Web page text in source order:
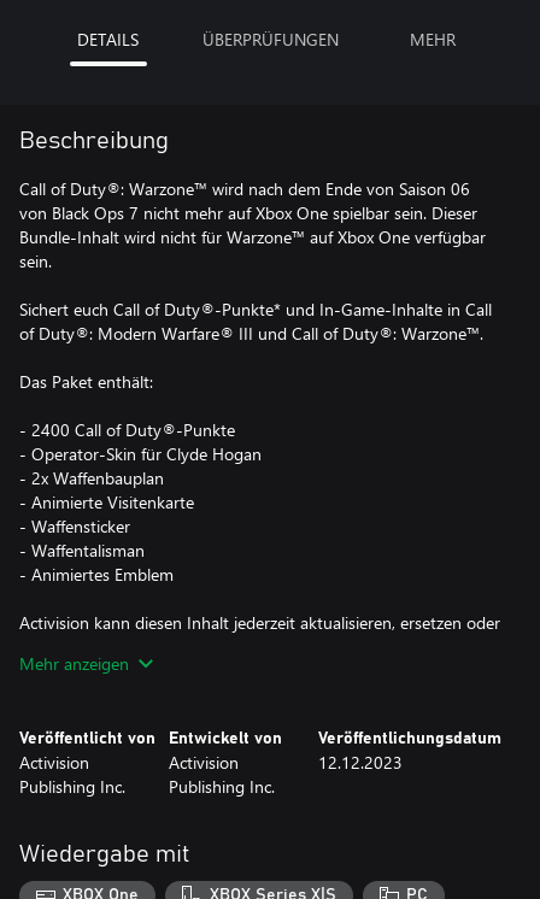
DETAILS ÜBERPRÜFUNGEN MEHR
Beschreibung
Call of Duty®: Warzone™ wird nach dem Ende von Saison 06
von Black Ops 7 nicht mehr auf Xbox One spielbar sein. Dieser
Bundle-Inhalt wird nicht für Warzone™ auf Xbox One verfügbar
sein.
Sichert euch Call of Duty®-Punkte* und In-Game-Inhalte in Call
of Duty®: Modern Warfare® III und Call of Duty®: Warzone™.
Das Paket enthält:
- 2400 Call of Duty®-Punkte
- Operator-Skin für Clyde Hogan
- 2x Waffenbauplan
- Animierte Visitenkarte
- Waffensticker
- Waffentalisman
- Animiertes Emblem
Activision kann diesen Inhalt jederzeit aktualisieren, ersetzen oder
womöglich nur auf Xbox und PC (Microsoft Store) und mit einem
Xbox-Konto erhältlich.
CP sind nutzbar, sobald die Funktionalität aktiviert wurde und CP
im Spiel angeboten werden. Call of Duty®: Modern Warfare® III
Mehr anzeigen
Veröffentlicht von
Activision
Publishing Inc.
Entwickelt von
Activision
Publishing Inc.
Veröffentlichungsdatum
12.12.2023
Wiedergabe mit